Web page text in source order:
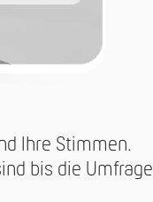
Ihre Stimmen.
bis die Umfrage